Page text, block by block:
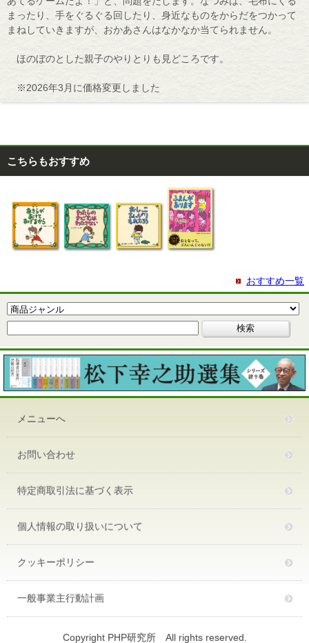
まったり、手をぐるぐる回したり、身近なものをからだをつかって
まねしていきますが、おかあさんはなかなか当てられません。
ほのぼのとした親子のやりとりも見どころです。
※2026年3月に価格変更しました
こちらもおすすめ
おすすめ一覧
メニューへ
お問い合わせ
特定商取引法に基づく表示
個人情報の取り扱いについて
クッキーポリシー
一般事業主行動計画
Copyright PHP研究所 All rights reserved.